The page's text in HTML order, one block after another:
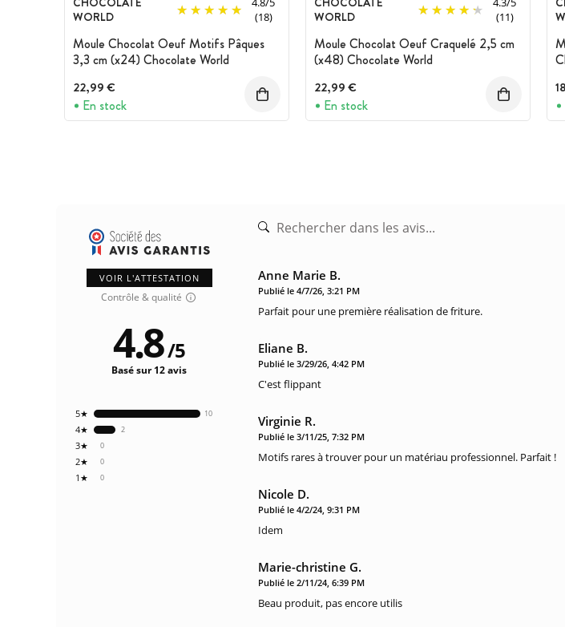
WORLD
(18)
Moule Chocolat Oeuf Motifs Pâques
3,3 cm (x24) Chocolate World
22,99 €
En stock
WORLD
(11)
Moule Chocolat Oeuf Craquelé 2,5 cm
(x48) Chocolate World
22,99 €
En stock
VOIR L'ATTESTATION
Contrôle & qualité
0
1★
0
2★
0
3★
2
4★
10
5★
4.8/5
Basé sur 12 avis
Anne Marie B.
Publié le 4/7/26, 3:21 PM
Parfait pour une première réalisation de friture.
Eliane B.
Publié le 3/29/26, 4:42 PM
C'est flippant
Virginie R.
Publié le 3/11/25, 7:32 PM
Motifs rares à trouver pour un matériau professionnel. Parfait !
Nicole D.
Publié le 4/2/24, 9:31 PM
Idem
Marie-christine G.
Publié le 2/11/24, 6:39 PM
Beau produit, pas encore utilis